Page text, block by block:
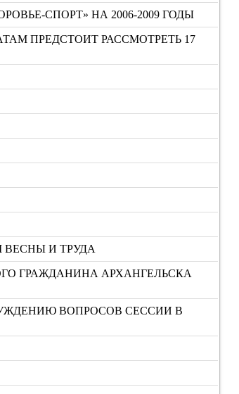
СПОРТ» НА 2006-2009 ГОДЫ
ПРЕДСТОИТ РАССМОТРЕТЬ 17
ВЕСНЫ И ТРУДА
ГРАЖДАНИНА АРХАНГЕЛЬСКА
ВОПРОСОВ СЕССИИ В